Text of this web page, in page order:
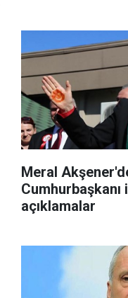
Meral
Cumhurbaşkanı
açıklamalar